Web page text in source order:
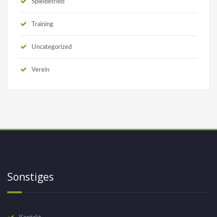
Training
Uncategorized
Verein
Sonstiges